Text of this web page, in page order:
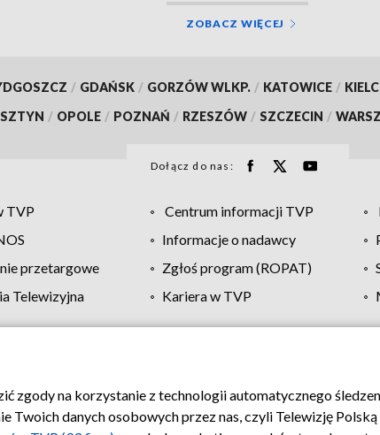
ZOBACZ WIĘCEJ
/ GDAŃSK / GORZÓW WLKP. / KATOWICE /
/ OPOLE / POZNAŃ / RZESZÓW / SZCZECIN /
Dołącz do nas:
TVP Centrum informacji TVP
Informacje o nadawcy
przetargowe Zgłoś program (ROPAT)
Telewizyjna Kariera w TVP
Polityka prywatności Moje zgody Pomoc
zgody na korzystanie z technologii automatycznego
danych osobowych przez nas, czyli Telewizję